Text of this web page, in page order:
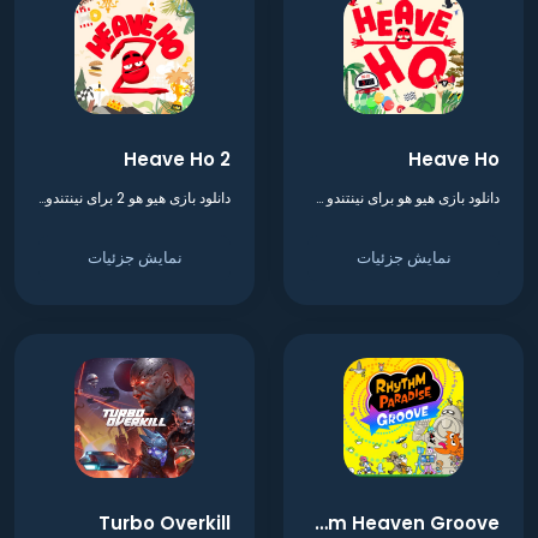
Heave Ho
دانلود بازی هیو هو برای نینتندو سوییچ
نمایش جزئیات
Heave Ho 2
دانلود بازی هیو هو 2 برای نینتندو سوییچ
نمایش جزئیات
Rhythm Heaven Groove
Turbo Overkill